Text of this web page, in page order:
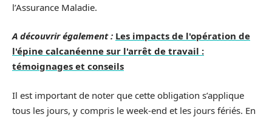
l’Assurance Maladie.
A découvrir également : Les impacts de l'opération de
l'épine calcanéenne sur l'arrêt de travail :
témoignages et conseils
Il est important de noter que cette obligation s’applique
tous les jours, y compris le week-end et les jours fériés. En